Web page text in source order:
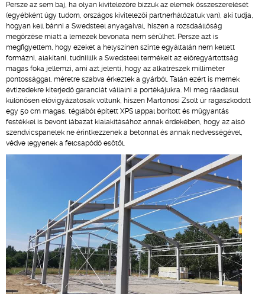
Persze az sem baj, ha olyan kivitelezőre bízzuk az elemek összeszerelését
(egyébként úgy tudom, országos kivitelezői partnerhálózatuk van), aki tudja,
hogyan kell bánni a Swedsteel anyagaival, hiszen a rozsdaállóság
megőrzése miatt a lemezek bevonata nem sérülhet. Persze azt is
megfigyeltem, hogy ezeket a helyszínen szinte egyáltalán nem kellett
formázni, alakítani, tudniillik a Swedsteel termékeit az előregyártottság
magas foka jellemzi, ami azt jelenti, hogy az alkatrészek milliméter
pontossággal, méretre szabva érkeztek a gyárból. Talán ezért is mernek
évtizedekre kiterjedő garanciát vállalni a portékájukra. Mi meg ráadásul
különösen elővigyázatosak voltunk, hiszen Martonosi Zsolt úr ragaszkodott
egy 50 cm magas, téglából épített XPS lappal borított és műgyantás
festékkel is bevont lábazat kialakításához annak érdekében, hogy az alsó
szendvicspanelek ne érintkezzenek a betonnal és annak nedvességével,
védve legyenek a felcsapódó esőtől.